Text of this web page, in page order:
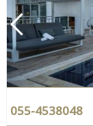
055-4538048